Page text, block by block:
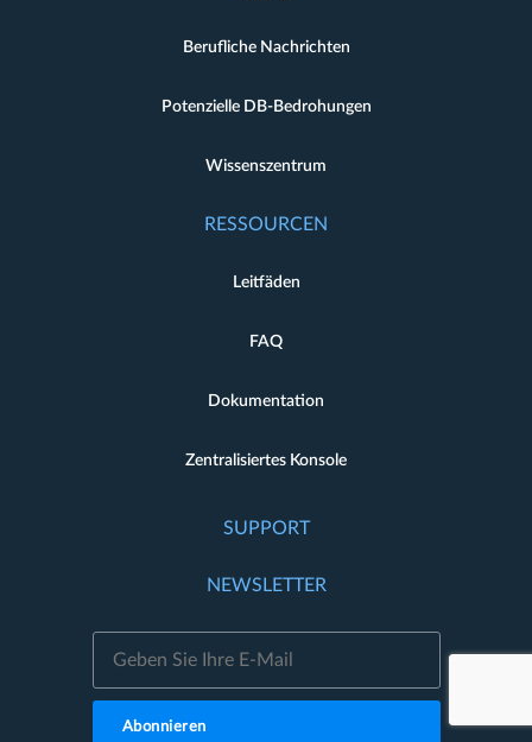
Berufliche Nachrichten
Potenzielle DB-Bedrohungen
Wissenszentrum
RESSOURCEN
Leitfäden
FAQ
Dokumentation
Zentralisiertes Konsole
SUPPORT
NEWSLETTER
Abonnieren